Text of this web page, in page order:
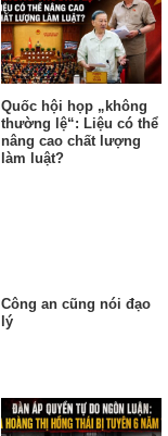
Quốc hội họp „không
thường lệ“: Liệu có thể
nâng cao chất lượng
làm luật?
Công an cũng nói đạo
lý